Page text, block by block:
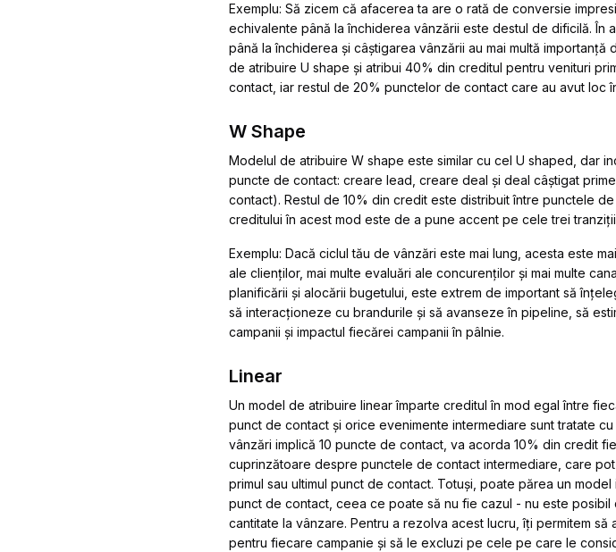
Exemplu: Să zicem că afacerea ta are o rată de conversie
echivalente până la închiderea vânzării este destul de dificilă.
până la închiderea și câștigarea vânzării au mai multă
de atribuire U shape și atribui 40% din creditul pentru venituri
contact, iar restul de 20% punctelor de contact care au avut loc
W Shape
Modelul de atribuire W shape este similar cu cel U shaped, dar
puncte de contact: creare lead, creare deal și deal câștigat
contact). Restul de 10% din credit este distribuit între punctele
creditului în acest mod este de a pune accent pe cele trei
Exemplu: Dacă ciclul tău de vânzări este mai lung, acesta este
ale clienților, mai multe evaluări ale concurenților și mai multe
planificării și alocării bugetului, este extrem de important să
să interacționeze cu brandurile și să avanseze în pipeline, să
campanii și impactul fiecărei campanii în pâlnie.
Linear
Un model de atribuire linear împarte creditul în mod egal între
punct de contact și orice evenimente intermediare sunt tratate
vânzări implică 10 puncte de contact, va acorda 10% din credit
cuprinzătoare despre punctele de contact intermediare, care
primul sau ultimul punct de contact. Totuși, poate părea un
punct de contact, ceea ce poate să nu fie cazul - nu este
cantitate la vânzare. Pentru a rezolva acest lucru, îți permitem
pentru fiecare campanie și să le excluzi pe cele pe care le